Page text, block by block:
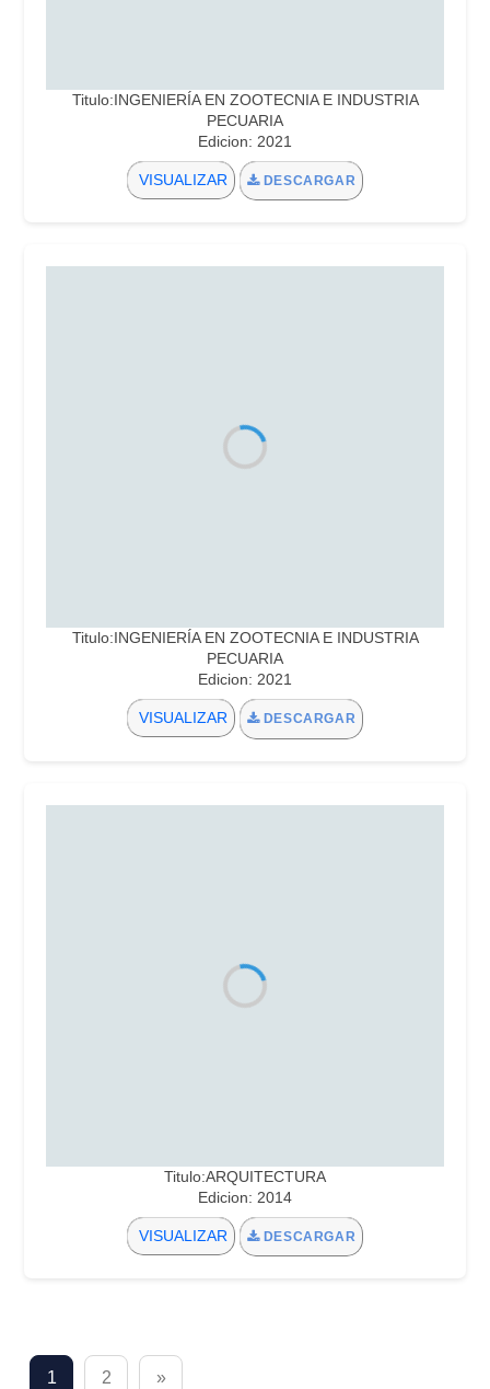
Titulo:INGENIERÍA EN ZOOTECNIA E INDUSTRIA
PECUARIA
Edicion: 2021
VISUALIZAR DESCARGAR
Titulo:INGENIERÍA EN ZOOTECNIA E INDUSTRIA
PECUARIA
Edicion: 2021
VISUALIZAR DESCARGAR
Titulo:ARQUITECTURA
Edicion: 2014
VISUALIZAR DESCARGAR
1 2 »